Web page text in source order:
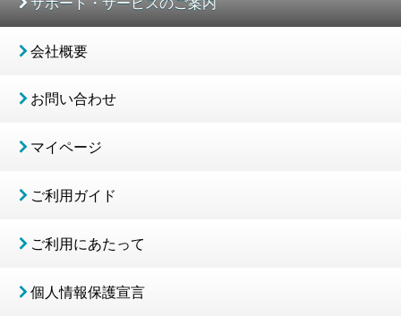
会社概要
お問い合わせ
マイページ
ご利用ガイド
ご利用にあたって
個人情報保護宣言